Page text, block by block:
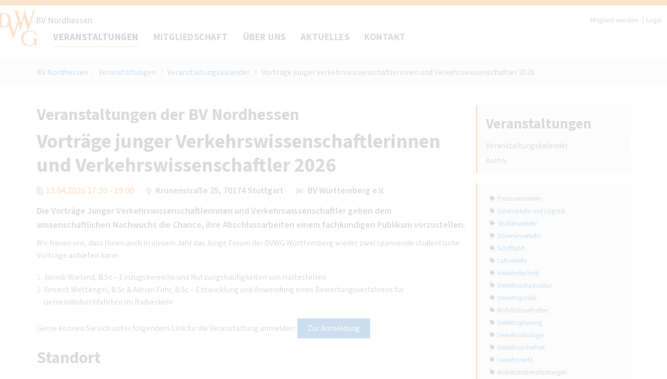
BV Nordhessen Mitglied werden Login
VERANSTALTUNGEN MITGLIEDSCHAFT ÜBER UNS AKTUELLES KONTAKT
BV Nordhessen Veranstaltungen Veranstaltungskalender Vorträge junger Verkehrswissenschaftlerinnen und Verkehrswissenschaftler 2026
Veranstaltungen der BV Nordhessen
Vorträge junger Verkehrswissenschaftlerinnen
und Verkehrswissenschaftler 2026
13.04.2026 17:30 - 19:00 Kronenstraße 25, 70174 Stuttgart
BV Württemberg e.V.
Die Vorträge Junger Verkehrswissenschaftlerinnen und Verkehrswissenschaftler geben dem
wissenschaftlichen Nachwuchs die Chance, ihre Abschlussarbeiten einem fachkundigen Publikum vorzustellen.
Wir freuen uns, dass Ihnen auch in diesem Jahr das Junge Forum der DVWG Württemberg wieder zwei spannende studentische
Vorträge anbieten kann:
Jannik Wieland, B.Sc – Einzugsbereiche und Nutzungshäufigkeiten von Haltestellen
Vincent Wettengel, B.Sc & Adrian Fuhr, B.Sc – Entwicklung und Anwendung eines Bewertungsverfahrens für
Gemeindedurchfahrten im Radverkehr
Gerne können Sie sich unter folgendem Link für die Veranstaltung anmelden: Zur Anmeldung
Standort
Veranstaltungen
Veranstaltungskalender
Archiv
Personenverkehr
Güterverkehr und Logistik
Straßenverkehr
Schienenverkehr
Schifffahrt
Luftverkehr
Verkehrstechnik
Verkehrsinfrastruktur
Verkehrspolitik
Mobilitätsverhalten
Verkehrsplanung
Verkehrsökologie
Verkehrssicherheit
Verkehrsrecht
Mobilitätsdienstleistungen